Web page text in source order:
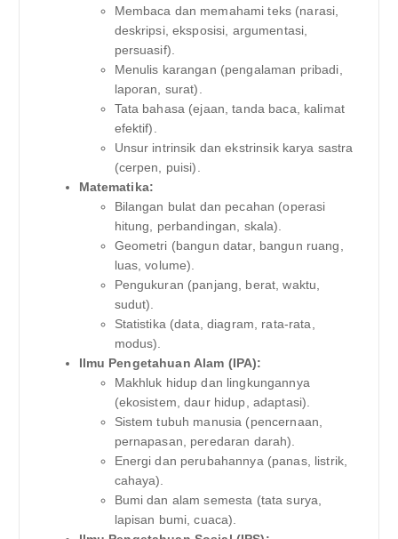
Membaca dan memahami teks (narasi,
deskripsi, eksposisi, argumentasi,
persuasif).
Menulis karangan (pengalaman pribadi,
laporan, surat).
Tata bahasa (ejaan, tanda baca, kalimat
efektif).
Unsur intrinsik dan ekstrinsik karya sastra
(cerpen, puisi).
Matematika:
Bilangan bulat dan pecahan (operasi
hitung, perbandingan, skala).
Geometri (bangun datar, bangun ruang,
luas, volume).
Pengukuran (panjang, berat, waktu,
sudut).
Statistika (data, diagram, rata-rata,
modus).
Ilmu Pengetahuan Alam (IPA):
Makhluk hidup dan lingkungannya
(ekosistem, daur hidup, adaptasi).
Sistem tubuh manusia (pencernaan,
pernapasan, peredaran darah).
Energi dan perubahannya (panas, listrik,
cahaya).
Bumi dan alam semesta (tata surya,
lapisan bumi, cuaca).